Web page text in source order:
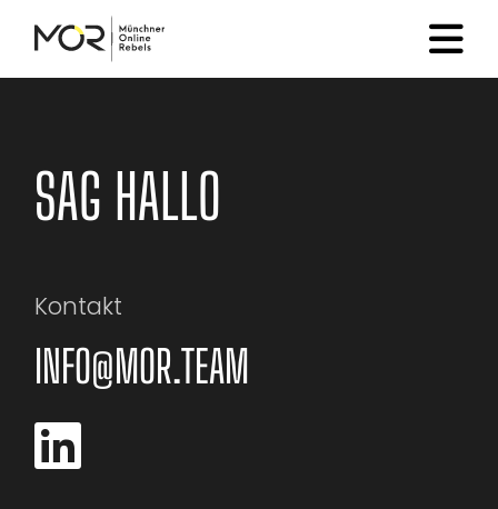
SAG HALLO
Kontakt
INFO@MOR.TEAM